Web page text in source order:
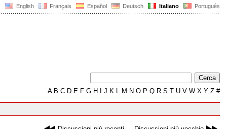
English Français Español Deutsch Italiano Português
AB C D E F G H J K L M N O P Q R S T U V W X Y Z #